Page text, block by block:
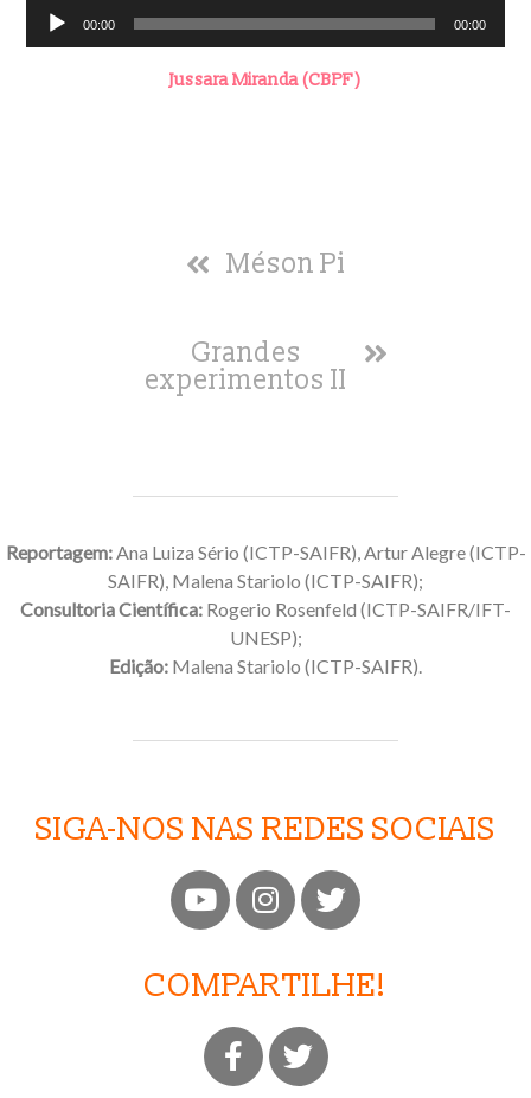
Audio
Player
00:00 00:00
Jussara Miranda (CBPF)
Méson Pi
Grandes
experimentos II
Reportagem:Ana Luiza Sério (ICTP-SAIFR), Artur Alegre(ICTP-
SAIFR), Malena Stariolo (ICTP-SAIFR);
Consultoria Científica: Rogerio Rosenfeld (ICTP-SAIFR/IFT-
UNESP);
Edição: Malena Stariolo (ICTP-SAIFR).
SIGA-NOS NAS REDES SOCIAIS
COMPARTILHE!